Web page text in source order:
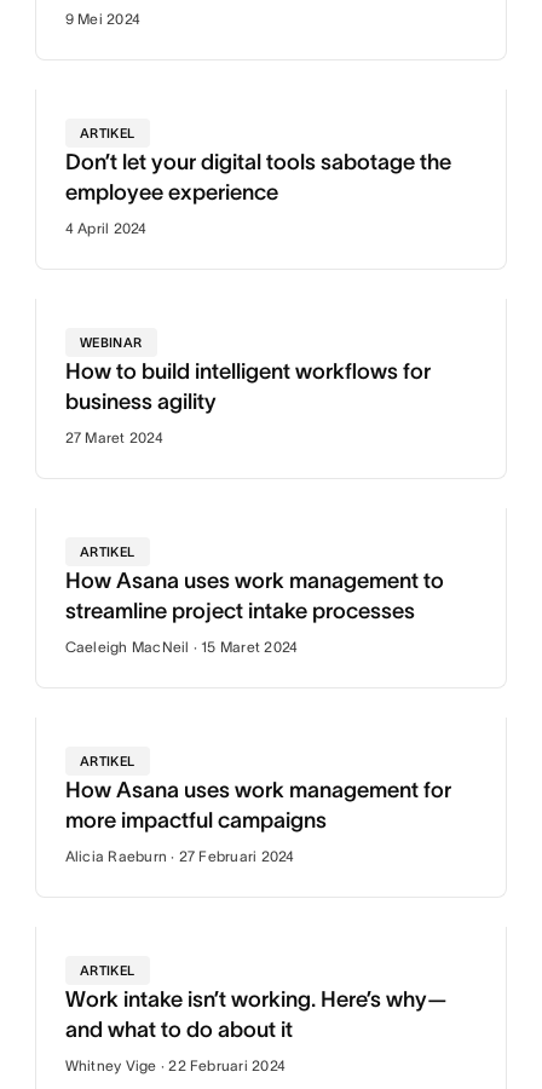
9 Mei 2024
ARTIKEL
Don’t let your digital tools sabotage the
employee experience
4 April 2024
WEBINAR
How to build intelligent workflows for
business agility
27 Maret 2024
ARTIKEL
How Asana uses work management to
streamline project intake processes
Caeleigh MacNeil · 15 Maret 2024
ARTIKEL
How Asana uses work management for
more impactful campaigns
Alicia Raeburn · 27 Februari 2024
ARTIKEL
Work intake isn’t working. Here’s why—
and what to do about it
Whitney Vige · 22 Februari 2024